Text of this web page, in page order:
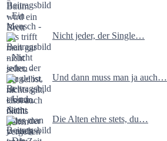
Nicht jeder, der Single…
Und dann muss man ja auch…
Die Alten ehre stets, du…